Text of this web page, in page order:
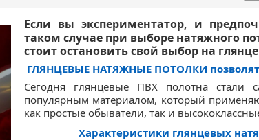
Если вы экспериментатор, и
таком случае при выборе натяжного
стоит остановить свой выбор на
ГЛЯНЦЕВЫЕ НАТЯЖНЫЕ ПОТОЛКИ
Сегодня глянцевые ПВХ полотна стали
популярным материалом, который
как простые обыватели, так и
Характеристики глянцевых